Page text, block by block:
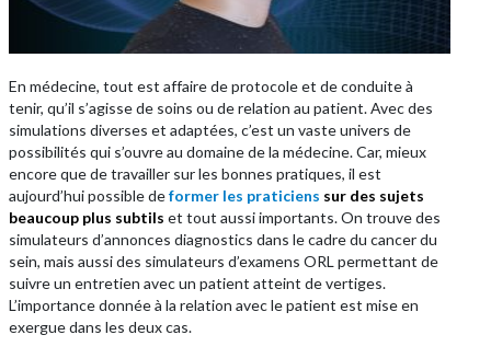
En médecine, tout est affaire de protocole et de conduite à
tenir, qu’il s’agisse de soins ou de relation au patient. Avec des
simulations diverses et adaptées, c’est un vaste univers de
possibilités qui s’ouvre au domaine de la médecine. Car, mieux
encore que de travailler sur les bonnes pratiques, il est
aujourd’hui possible deformer les praticiens sur des sujets
beaucoup plus subtils et tout aussi importants. On trouve des
simulateurs d’annonces diagnostics dans le cadre du cancer du
sein, mais aussi des simulateurs d’examens ORL permettant de
suivre un entretien avec un patient atteint de vertiges.
L’importance donnée à la relation avec le patient est mise en
exergue dans les deux cas.